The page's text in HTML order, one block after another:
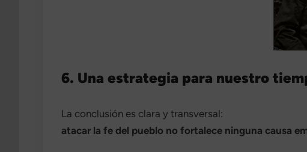
6. Una estrategia para nuestro
La conclusión es clara y transversal:
atacar la fe del pueblo no fortalece ninguna causa